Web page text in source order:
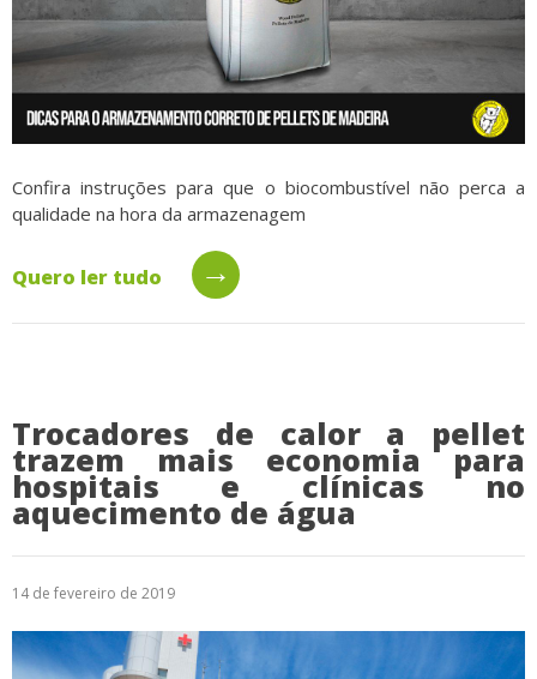
Confira instruções para que o biocombustível não perca a
qualidade na hora da armazenagem
Quero ler tudo →
Trocadores de calor a pellet
trazem mais economia para
hospitais e clínicas no
aquecimento de água
14 de fevereiro de 2019
Trabalhe Conosco